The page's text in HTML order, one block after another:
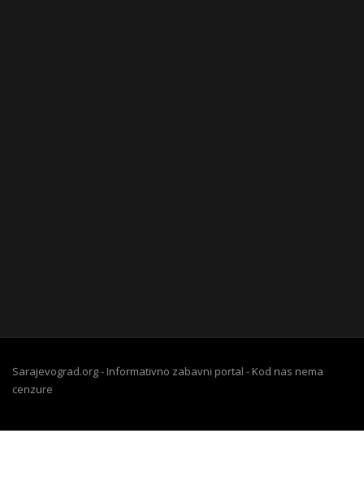
Sarajevograd.org - Informativno zabavni portal - Kod nas nema
cenzure